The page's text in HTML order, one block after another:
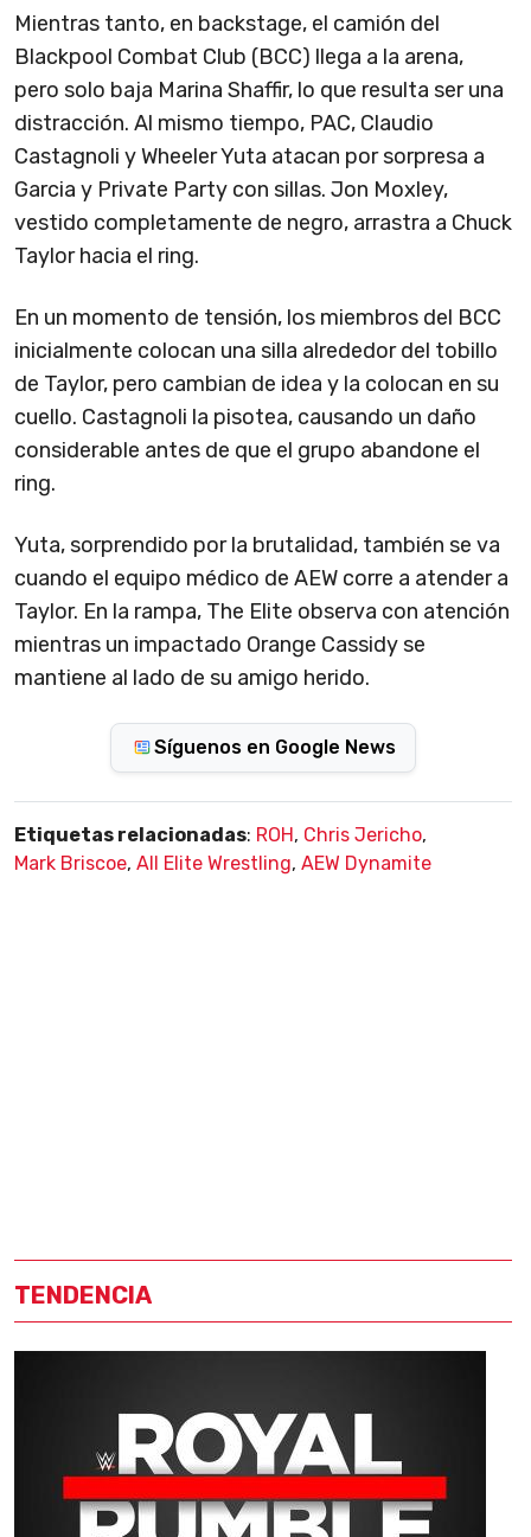
Mientras tanto, en backstage, el camión del
Blackpool Combat Club (BCC) llega a la arena,
pero solo baja Marina Shaffir, lo que resulta ser una
distracción. Al mismo tiempo, PAC, Claudio
Castagnoli y Wheeler Yuta atacan por sorpresa a
Garcia y Private Party con sillas. Jon Moxley,
vestido completamente de negro, arrastra a Chuck
Taylor hacia el ring.
En un momento de tensión, los miembros del BCC
inicialmente colocan una silla alrededor del tobillo
de Taylor, pero cambian de idea y la colocan en su
cuello. Castagnoli la pisotea, causando un daño
considerable antes de que el grupo abandone el
ring.
Yuta, sorprendido por la brutalidad, también se va
cuando el equipo médico de AEW corre a atender a
Taylor. En la rampa, The Elite observa con atención
mientras un impactado Orange Cassidy se
mantiene al lado de su amigo herido.
Síguenos en Google News
Etiquetas relacionadas: ROH, Chris Jericho,
Mark Briscoe, All Elite Wrestling, AEW Dynamite
TENDENCIA